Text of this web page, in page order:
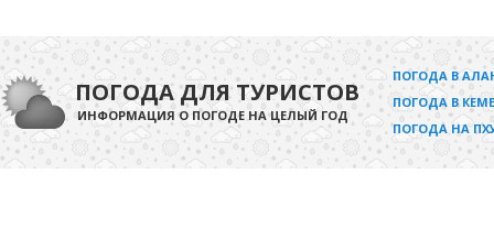
ПОГОДА ДЛЯ ТУРИСТОВ
ИНФОРМАЦИЯ О ПОГОДЕ НА ЦЕЛЫЙ ГОД
ПОГОДА В
ПОГОДА В
ПОГОДА НА